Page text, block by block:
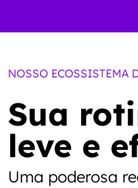
NOSSO ECOSSISTEMA
Sua
leve e
Uma poderosa